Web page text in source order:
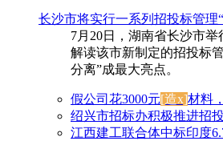
长沙市将实行一系列招投标管理
7月20日，湖南省长沙市
解读该市新制定的招投标
分离”成最大亮点。
假公司花3000元[造x]材料
绍兴市招标办积极推进招
江西建工联合体中标印度